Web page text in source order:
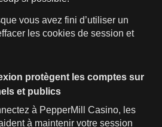
vous avez fini d’utiliser un
les cookies de session et
protègent les comptes sur
et publics
à PepperMill Casino, les
à maintenir votre session